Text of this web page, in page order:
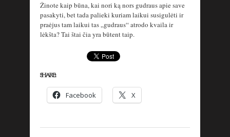
Žinote kaip būna, kai nori ką nors gudraus apie save
pasakyti, bet tada palieki kuriam laikui susigulėti ir
praėjus tam laikui tas „gudraus“ atrodo kvaila ir
lėkšta? Tai štai čia yra būtent taip.
SHARE:
Facebook X